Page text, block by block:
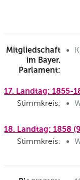
Mitgliedschaft
im Bayer.
Parlament:
17. Landtag: 1855-
Stimmkreis:
18. Landtag: 1858
Stimmkreis: